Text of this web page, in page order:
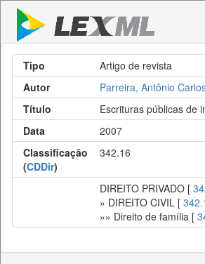
Tipo
Artigo de revista
Autor
Parreira, Antônio
Título
Escrituras públicas de
Data
2007
Classificação
(CDDir)
342.16
DIREITO PRIVADO [
» DIREITO CIVIL [
»» Direito de família [